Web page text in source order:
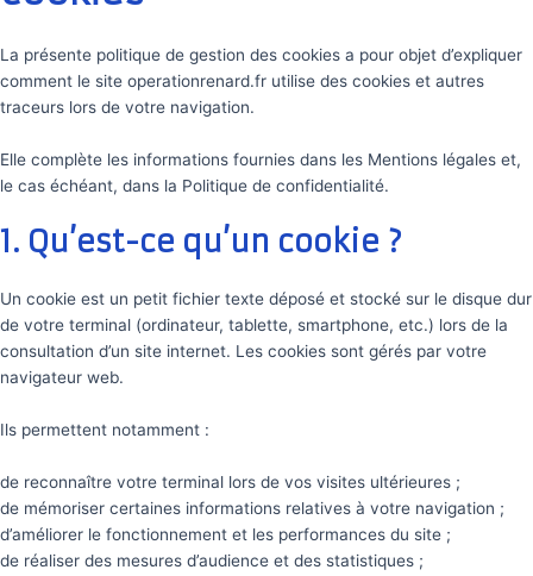
La présente politique de gestion des cookies a pour objet d’expliquer
comment le site operationrenard.fr utilise des cookies et autres
traceurs lors de votre navigation.
Elle complète les informations fournies dans les Mentions légales et,
le cas échéant, dans la Politique de confidentialité.
1. Qu’est-ce qu’un cookie ?
Un cookie est un petit fichier texte déposé et stocké sur le disque dur
de votre terminal (ordinateur, tablette, smartphone, etc.) lors de la
consultation d’un site internet. Les cookies sont gérés par votre
navigateur web.
Ils permettent notamment :
de reconnaître votre terminal lors de vos visites ultérieures ;
de mémoriser certaines informations relatives à votre navigation ;
d’améliorer le fonctionnement et les performances du site ;
de réaliser des mesures d’audience et des statistiques ;